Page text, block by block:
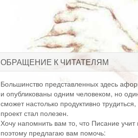
ОБРАЩЕНИЕ К ЧИТАТЕЛЯМ
Большинство представленных здесь
и опубликованы одним человеком, но
сможет настолько продуктивно
проект стал полезен.
Хочу напомнить вам то, что Писание учит
поэтому предлагаю вам помочь: